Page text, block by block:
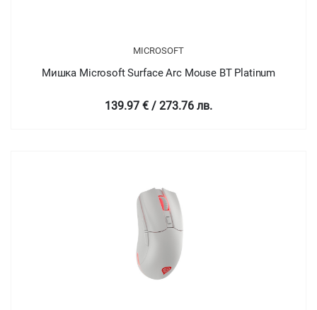
MICROSOFT
Мишка Microsoft Surface Arc Mouse BT Platinum
139.97 € / 273.76 лв.